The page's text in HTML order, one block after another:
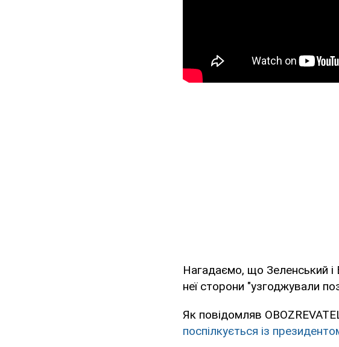
Нагадаємо, що Зеленський і
неї сторони "узгоджували
Як повідомляв
поспілкується із